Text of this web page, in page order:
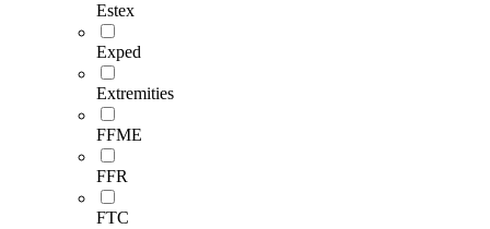
Estex
Exped
Extremities
FFME
FFR
FTC